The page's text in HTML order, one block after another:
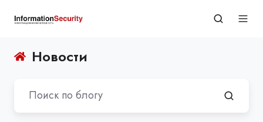
Новости